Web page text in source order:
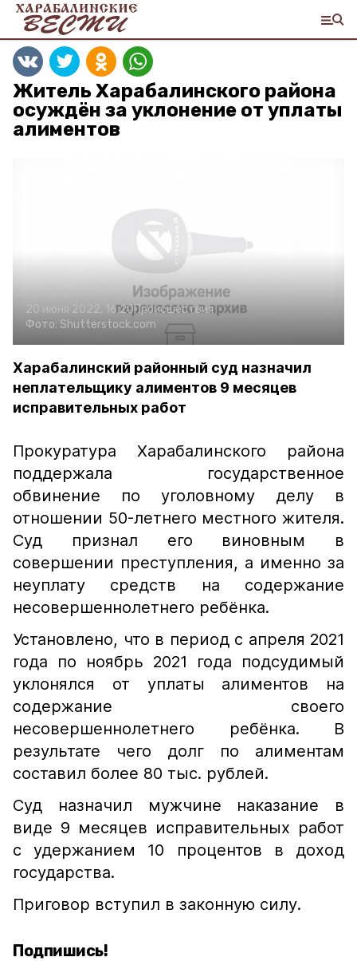
Житель Харабалинского района
осуждён за уклонение от уплаты
алиментов
20 июня 2022, 16:20Происшествия
Фото: Shutterstock.com
Харабалинский районный суд назначил
неплательщику алиментов 9 месяцев
исправительных работ
Прокуратура Харабалинского района
поддержала государственное
обвинение по уголовному делу в
отношении 50-летнего местного жителя.
Суд признал его виновным в
совершении преступления, а именно за
неуплату средств на содержание
несовершеннолетнего ребёнка.
Установлено, что в период с апреля 2021
года по ноябрь 2021 года подсудимый
уклонялся от уплаты алиментов на
содержание своего
несовершеннолетнего ребёнка. В
результате чего долг по алиментам
составил более 80 тыс. рублей.
Суд назначил мужчине наказание в
виде 9 месяцев исправительных работ
с удержанием 10 процентов в доход
государства.
Приговор вступил в законную силу.
Подпишись!